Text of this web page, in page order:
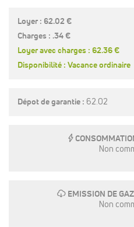
Loyer : 62.02 €
Charges : .34 €
Loyer avec charges : 62.36 €
Disponibilité : Vacance ordinaire
Dépot de garantie : 62.02
E
Non
g EMISSION DE
Non